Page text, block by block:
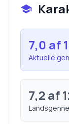
7,0 af
Aktuelle
7,2 af